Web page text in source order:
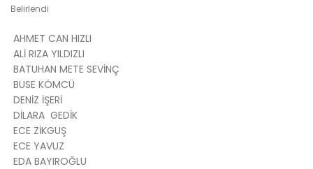
Belirlendi
AHMET CAN HIZLI
ALİ RIZA YILDIZLI
BATUHAN METE SEVİNÇ
BUSE KÖMCÜ
DENİZ İŞERİ
DİLARA GEDİK
ECE ZİKGUŞ
ECE YAVUZ
EDA BAYIROĞLU